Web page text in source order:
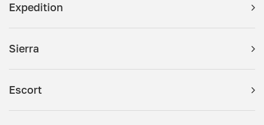
Expedition
Sierra
Escort